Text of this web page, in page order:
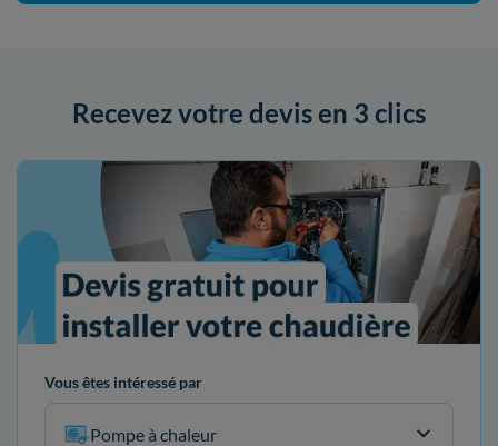
Recevez votre devis en 3 clics
Vous êtes intéressé par
Pompe à chaleur